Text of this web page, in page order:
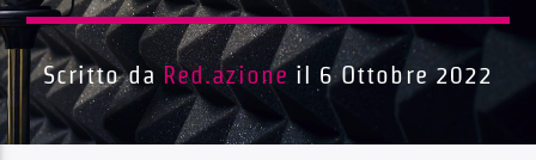
Traccia corrente
Titolo
Artista
Scritto da Red.azione il 6 Ottobre 2022